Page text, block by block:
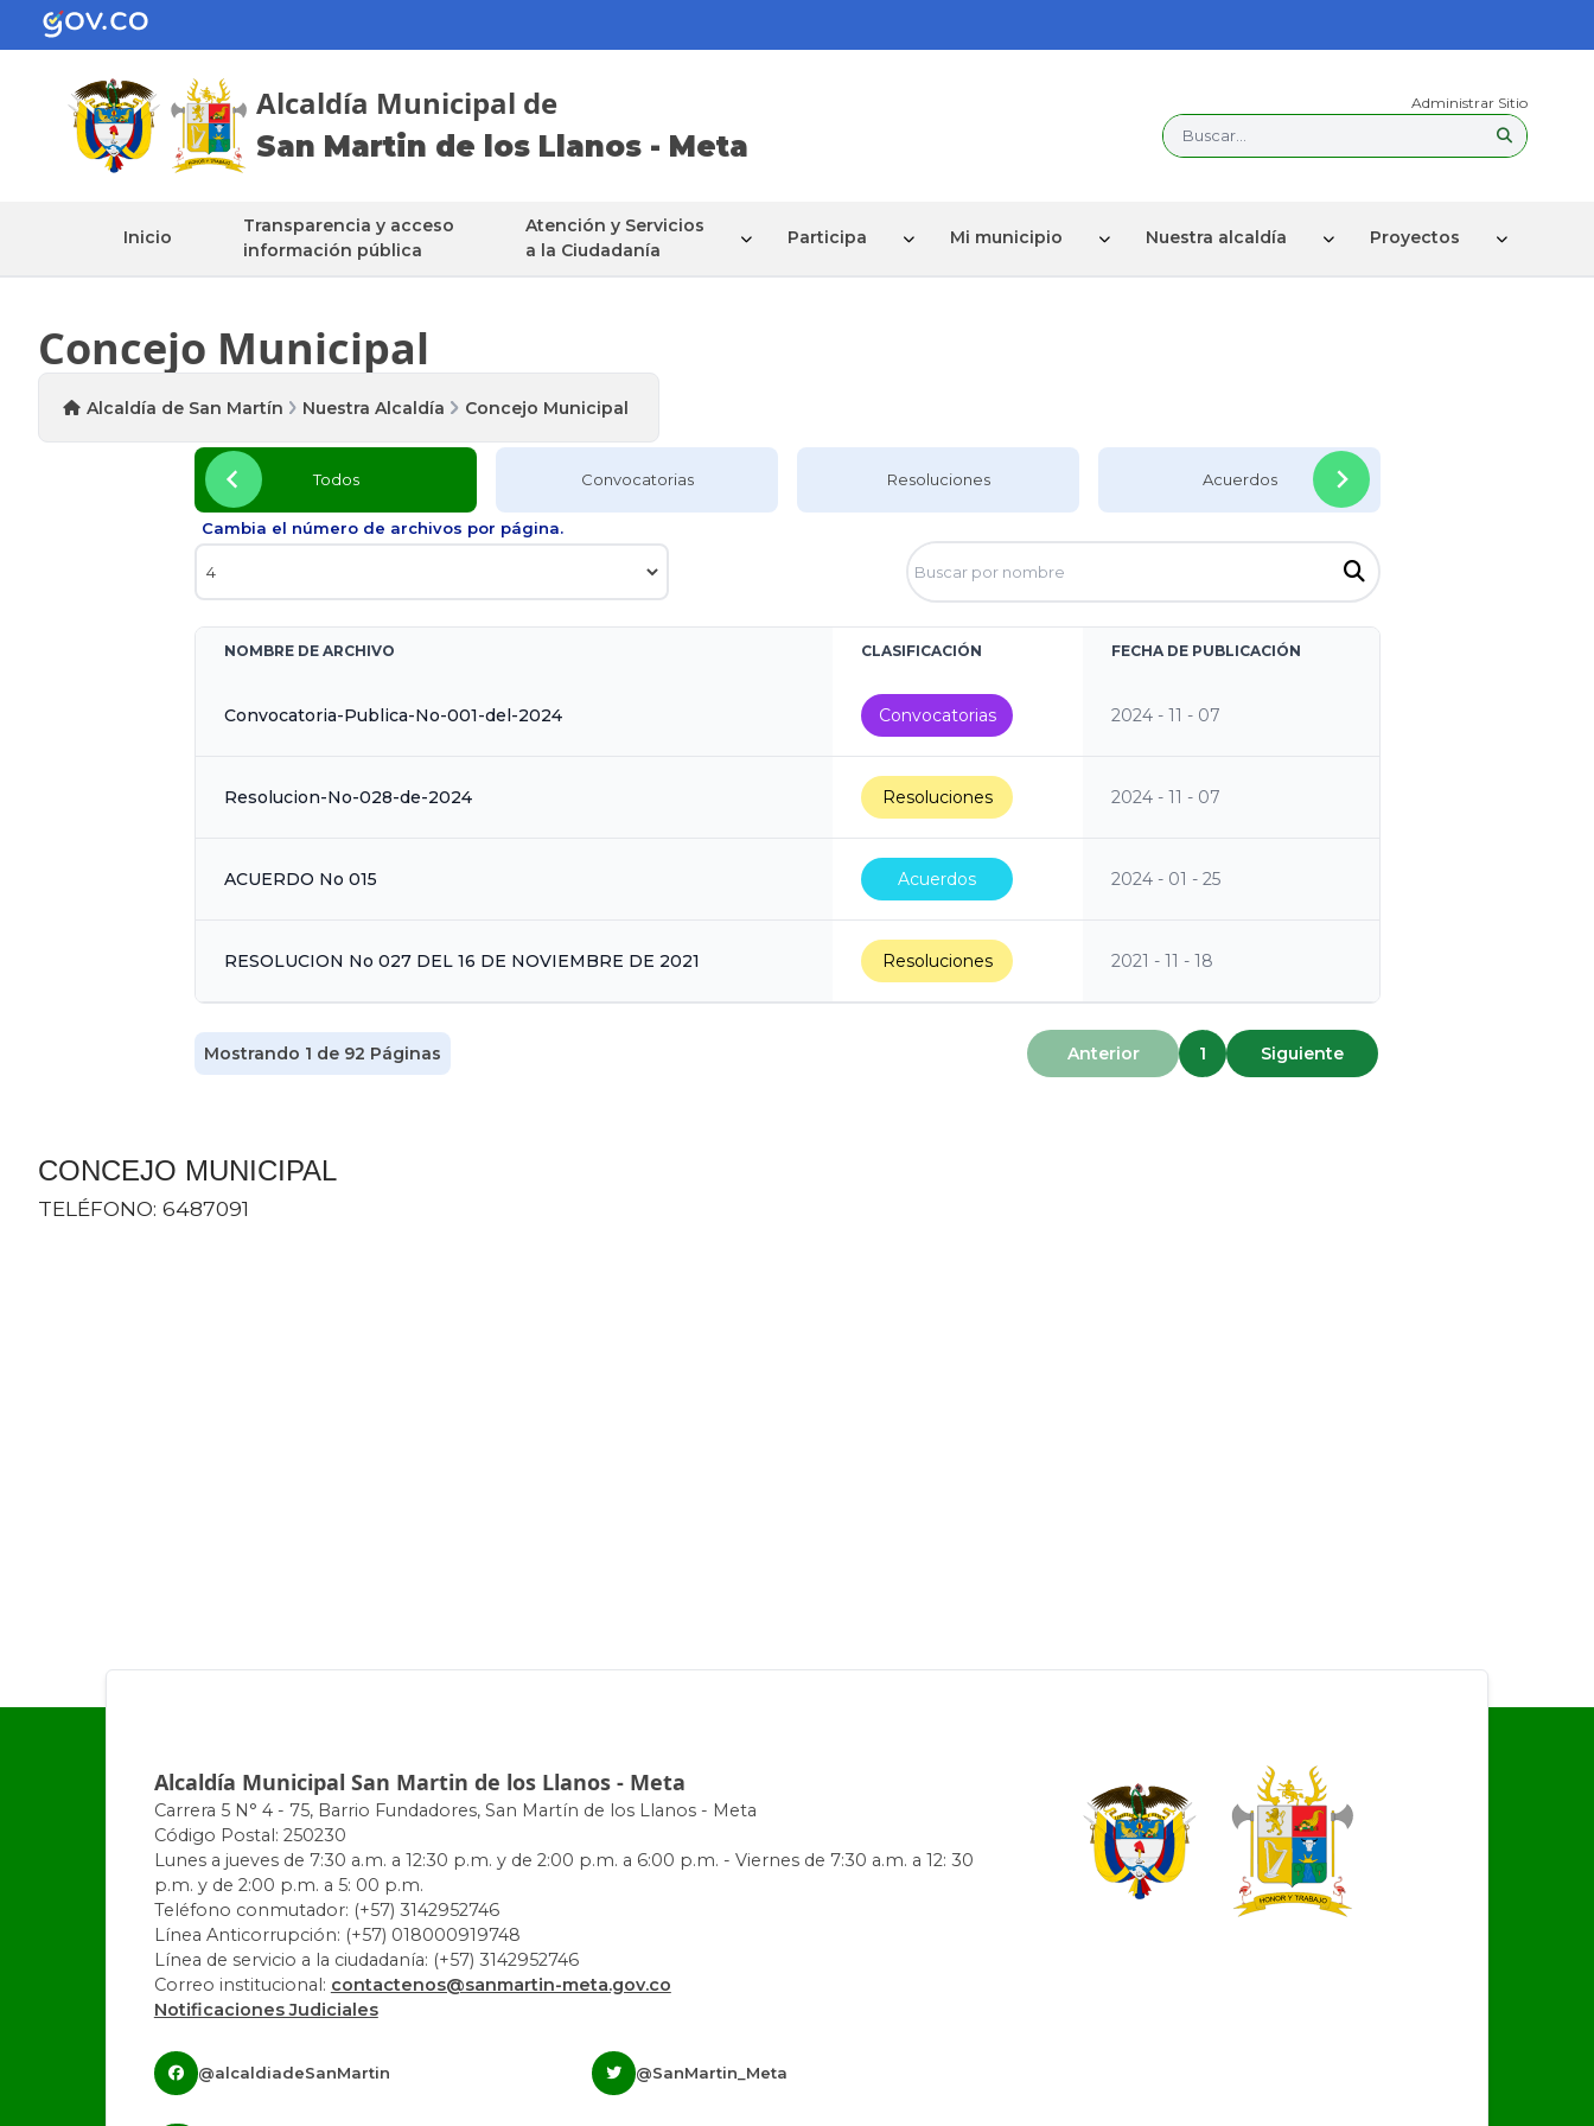
Alcaldía Municipal de
San Martin de los Llanos - Meta
Administrar Sitio
Buscar...
Inicio
Transparencia y acceso
información pública
Atención y Servicios
a la Ciudadanía
Participa Mi municipio Nuestra alcaldía Proyectos
Concejo Municipal
Alcaldía de San Martín Nuestra Alcaldía Concejo Municipal
Todos Convocatorias Resoluciones Acuerdos
Cambia el número de archivos por página.
NOMBRE DE ARCHIVO CLASIFICACIÓN FECHA DE PUBLICACIÓN
Convocatoria-Publica-No-001-del-2024 Convocatorias 2024 - 11 - 07
Resolucion-No-028-de-2024 Resoluciones 2024 - 11 - 07
ACUERDO No 015 Acuerdos 2024 - 01 - 25
RESOLUCION No 027 DEL 16 DE NOVIEMBRE DE 2021 Resoluciones 2021 - 11 - 18
Mostrando 1 de 92 Páginas Anterior 1 Siguiente
​CONCEJO ​MUNICIPAL
TELÉFONO: 6487091​​
Alcaldía Municipal San Martin de los Llanos - Meta
Carrera 5 N° 4 - 75, Barrio Fundadores, San Martín de los Llanos - Meta
Código Postal: 250230
Lunes a jueves de 7:30 a.m. a 12:30 p.m. y de 2:00 p.m. a 6:00 p.m. - Viernes de 7:30 a.m. a 12: 30
p.m. y de 2:00 p.m. a 5: 00 p.m.
Teléfono conmutador: (+57) 3142952746
Línea Anticorrupción: (+57) 018000919748
Línea de servicio a la ciudadanía: (+57) 3142952746
Correo institucional: contactenos@sanmartin-meta.gov.co
Notificaciones Judiciales
@alcaldiadeSanMartin @SanMartin_Meta